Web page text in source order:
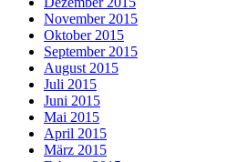
November 2015
Oktober 2015
September 2015
August 2015
Juli 2015
Juni 2015
Mai 2015
April 2015
März 2015